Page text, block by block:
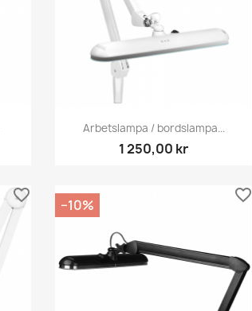
Snabbvy
Arbetslampa / bordslampa...
1 250,00 kr
favorite_border
−10%
favorite_border